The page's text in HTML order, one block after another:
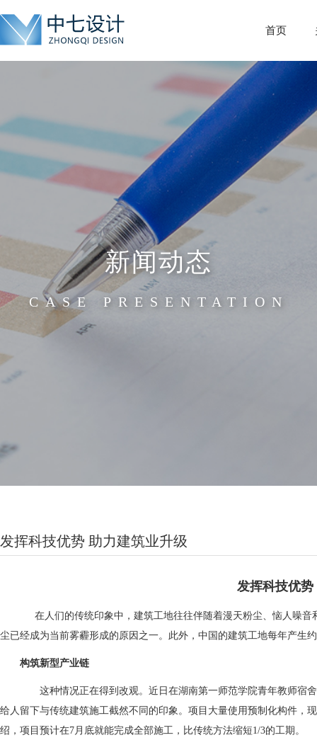
首页
新闻动态
CASE PRESENTATION
发挥科技优势 助力建筑业升级
发挥科技优
在人们的传统印象中，建筑工地往往伴随着漫天粉尘、恼人噪
尘已经成为当前雾霾形成的原因之一。此外，中国的建筑工地每年产生
构筑新型产业链
这种情况正在得到改观。近日在湖南第一师范学院青年教师宿
给人留下与传统建筑施工截然不同的印象。项目大量使用预制化构件，
绍，项目预计在7月底就能完成全部施工，比传统方法缩短1/3的工期。